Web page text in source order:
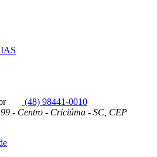
(48) 98441-0010
- Centro - Criciúma - SC, CEP